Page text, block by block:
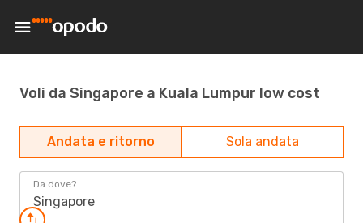
Voli da Singapore a Kuala Lumpur low cost
Andata e ritorno Sola andata
Da dove?
Singapore